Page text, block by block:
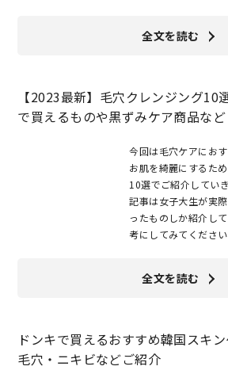
全文を読む
【2023最新】毛穴クレンジング10
で買えるものや黒ずみケア商品など
今回は毛穴ケアにお
お肌を綺麗にするた
10選でご紹介してい
記事は女子大生が実
ったものしか紹介し
考にしてみてください
全文を読む
ドンキで買えるおすすめ韓国スキ
毛穴・ニキビなどご紹介